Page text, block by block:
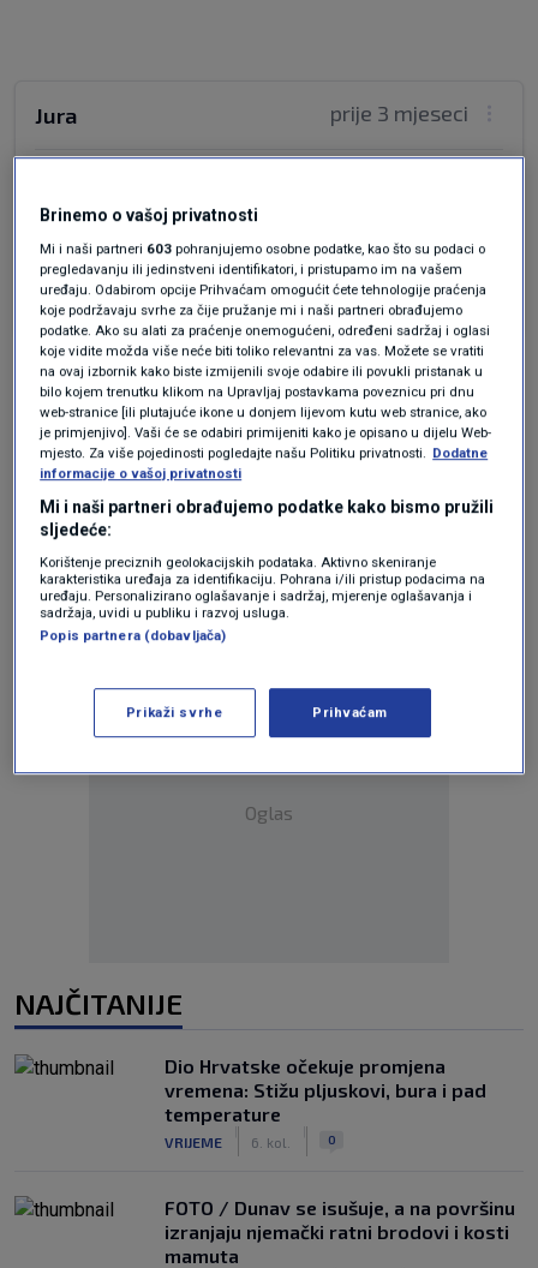
prije 3 mjeseci
Jura
možda zvuči dobro onima koji razumiju tekst,a
naročito nacionalno udarenima.
Odgovor
Oglas
Oglas
NAJČITANIJE
Dio Hrvatske očekuje promjena
vremena: Stižu pljuskovi, bura i pad
temperature
VRIJEME 6. kol. 0
FOTO / Dunav se isušuje, a na površinu
izranjaju njemački ratni brodovi i kosti
mamuta
Brinemo o vašoj privatnosti
Mi i naši partneri 603 pohranjujemo osobne podatke, kao što su podaci o
pregledavanju ili jedinstveni identifikatori, i pristupamo im na vašem
uređaju. Odabirom opcije Prihvaćam omogućit ćete tehnologije praćenja
koje podržavaju svrhe za čije pružanje mi i naši partneri obrađujemo
podatke. Ako su alati za praćenje onemogućeni, određeni sadržaj i oglasi
koje vidite možda više neće biti toliko relevantni za vas. Možete se vratiti
na ovaj izbornik kako biste izmijenili svoje odabire ili povukli pristanak u
bilo kojem trenutku klikom na Upravljaj postavkama poveznicu pri dnu
web-stranice [ili plutajuće ikone u donjem lijevom kutu web stranice, ako
je primjenjivo]. Vaši će se odabiri primijeniti kako je opisano u dijelu Web-
mjesto. Za više pojedinosti pogledajte našu Politiku privatnosti. Dodatne
informacije o vašoj privatnosti
Mi i naši partneri obrađujemo podatke kako bismo pružili
sljedeće:
Korištenje preciznih geolokacijskih podataka. Aktivno skeniranje
karakteristika uređaja za identifikaciju. Pohrana i/ili pristup podacima na
uređaju. Personalizirano oglašavanje i sadržaj, mjerenje oglašavanja i
sadržaja, uvidi u publiku i razvoj usluga.
Popis partnera (dobavljača)
Prikaži svrhe Prihvaćam